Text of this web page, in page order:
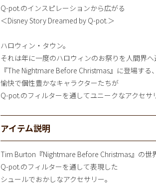
Q-pot.のインスピレーションから広がる
＜Disney Story Dreamed by Q-pot.＞
ハロウィン・タウン。
それは年に一度のハロウィンのお祭りを人間界へ
『The Nightmare Before Christmas』に登場する、
愉快で個性豊かなキャラクターたちが
Q-pot.のフィルターを通してユニークなアクセサ
アイテム説明
Tim Burton『Nightmare Before Christmas』の世
Q-pot.のフィルターを通して表現した
シュールでおかしなアクセサリー。